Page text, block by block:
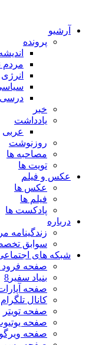
آرشیو
پرونده
مردم
انرژی
درسی
خبر
یادداشت
عربی
روزنوشت
مصاحبه ها
تویت ها
عکس و فیلم
عکس ها
فیلم ها
پادکست ها
درباره
زندگینامه
سوابق
شبکه های
صفحه
بنیاد سفیر8
صفحه
کانال تلگرام
صفحه تویتر
صفحه
صفحه